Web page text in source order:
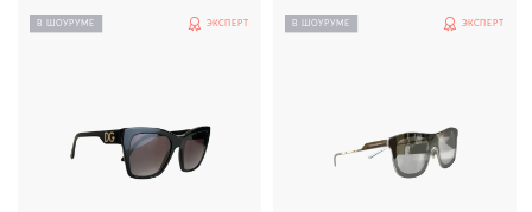
В ШОУРУМЕ ЭКСПЕРТ В ШОУРУМЕ ЭКСПЕРТ